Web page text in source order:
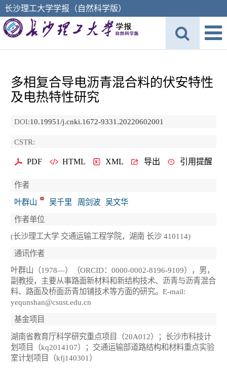
长沙理工大学学报（自然科学版）
多相复合导电沥青混合料的伏安特性
及电热特性研究
DOI:10.19951/j.cnki.1672-9331.20220602001
CSTR:
PDF HTML XML 导出 引用提醒
作者
叶群山
吴千里 周剑波
吴文华
作者单位
(长沙理工大学 交通运输工程学院，湖南 长沙 410114)
通讯作者
叶群山（1978—）（ORCID：0000-0002-8196-9109），男，
副教授，主要从事路面新材料和新结构技术、沥青与沥青混合
料、路面及桥面沥青加铺技术等方面的研究。E-mail:
yequnshan@csust.edu.cn
基金项目
湖南省教育厅科学研究重点项目（20A012）；长沙市科技计
划项目（kq2014107）；交通运输部道路结构和材料重点实验
室计划项目（kfj140301）